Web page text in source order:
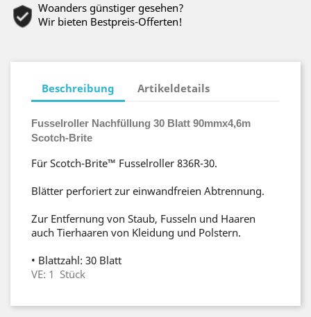
Woanders günstiger gesehen?
Wir bieten Bestpreis-Offerten!
Beschreibung Artikeldetails
Fusselroller Nachfüllung 30 Blatt 90mmx4,6m
Scotch-Brite
Für Scotch-Brite™ Fusselroller 836R-30.
Blätter perforiert zur einwandfreien Abtrennung.
Zur Entfernung von Staub, Fusseln und Haaren
auch Tierhaaren von Kleidung und Polstern.
• Blattzahl: 30 Blatt
VE: 1 Stück